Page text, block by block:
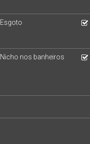
Esgoto
Nicho nos banheiros